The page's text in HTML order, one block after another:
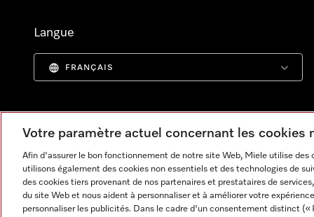
Langue
FRANÇAIS
Votre paramètre actuel concernant les
Afin d'assurer le bon fonctionnement de notre site Web, Miele utilise
utilisons également des cookies non essentiels et des technologies de
des cookies tiers provenant de nos partenaires et prestataires de
du site Web et nous aident à personnaliser et à améliorer votre
personnaliser les publicités. Dans le cadre d'un consentement distinct